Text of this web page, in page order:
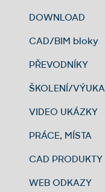
DOWNLOAD
CAD/BIM bloky
PŘEVODNÍKY
ŠKOLENÍ/VÝUKA
VIDEO UKÁZKY
PRÁCE, MÍSTA
CAD PRODUKTY
WEB ODKAZY